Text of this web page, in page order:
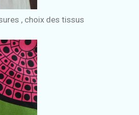
, choix des tissus